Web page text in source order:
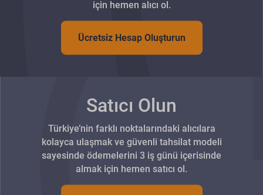
için hemen alıcı ol.
Ücretsiz Hesap Oluşturun
Satıcı Olun
Türkiye’nin farklı noktalarındaki alıcılara
kolayca ulaşmak ve güvenli tahsilat modeli
sayesinde ödemelerini 3 iş günü içerisinde
almak için hemen satıcı ol.